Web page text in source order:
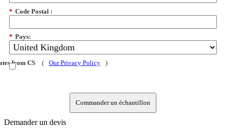
* Code Postal :
* Pays:
from CS ( Our Privacy Policy )
Commander un échantillon
Demander un devis